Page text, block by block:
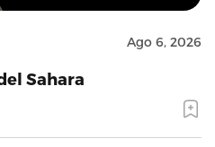
Ago 6, 2026
Sahara